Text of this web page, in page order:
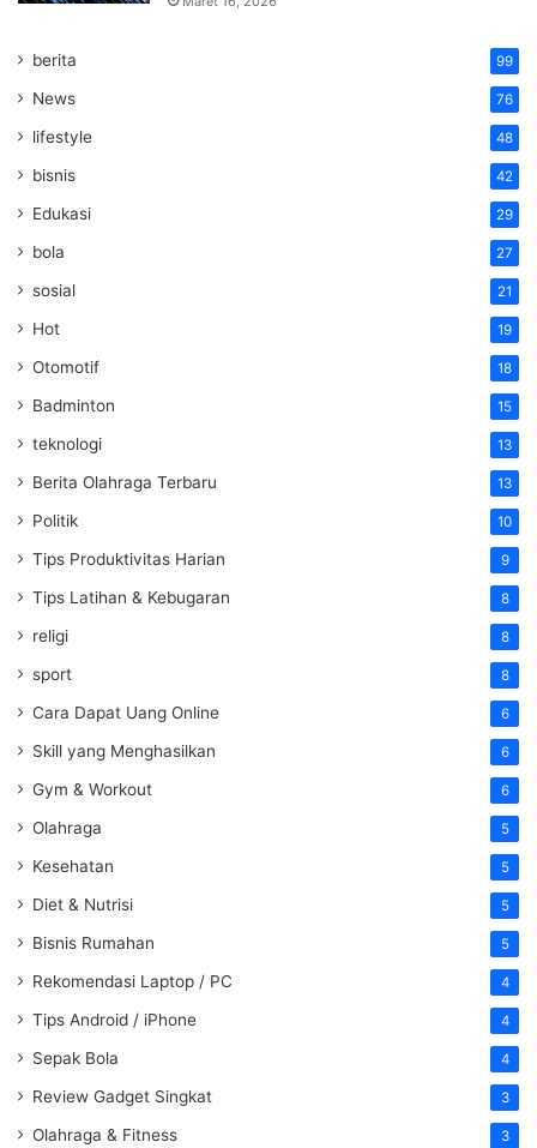
berita 99
News 76
lifestyle 48
bisnis 42
Edukasi 29
bola 27
sosial 21
Hot 19
Otomotif 18
Badminton 15
teknologi 13
Berita Olahraga Terbaru 13
Politik 10
Tips Produktivitas Harian 9
Tips Latihan & Kebugaran 8
religi 8
sport 8
Cara Dapat Uang Online 6
Skill yang Menghasilkan 6
Gym & Workout 6
Olahraga 5
Kesehatan 5
Diet & Nutrisi 5
Bisnis Rumahan 5
Rekomendasi Laptop / PC 4
Tips Android / iPhone 4
Sepak Bola 4
Review Gadget Singkat 3
Olahraga & Fitness 3